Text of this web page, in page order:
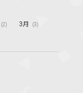
(2) 3月 (3)